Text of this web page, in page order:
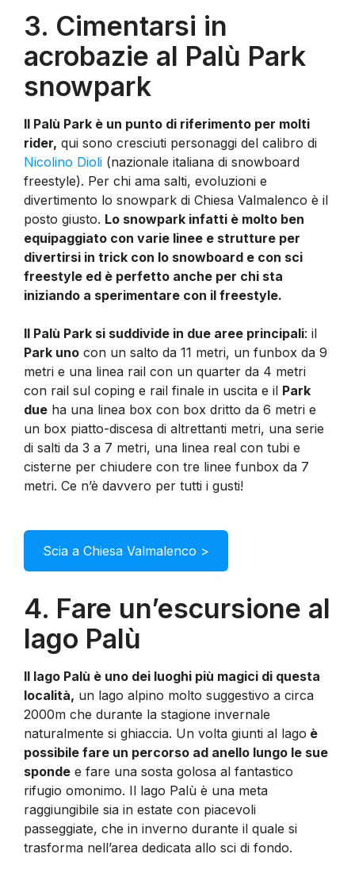
3. Cimentarsi in
acrobazie al Palù Park
snowpark
Il Palù Park è un punto di riferimento per molti
rider, qui sono cresciuti personaggi del calibro di
Nicolino Dioli (nazionale italiana di snowboard
freestyle). Per chi ama salti, evoluzioni e
divertimento lo snowpark di Chiesa Valmalenco è il
posto giusto. Lo snowpark infatti è molto ben
equipaggiato con varie linee e strutture per
divertirsi in trick con lo snowboard e con sci
freestyle ed è perfetto anche per chi sta
iniziando a sperimentare con il freestyle.
Il Palù Park si suddivide in due aree principali: il
Park uno con un salto da 11 metri, un funbox da 9
metri e una linea rail con un quarter da 4 metri
con rail sul coping e rail finale in uscita e il Park
due ha una linea box con box dritto da 6 metri e
un box piatto-discesa di altrettanti metri, una serie
di salti da 3 a 7 metri, una linea real con tubi e
cisterne per chiudere con tre linee funbox da 7
metri. Ce n’è davvero per tutti i gusti!
Scia a Chiesa Valmalenco >
4. Fare un’escursione al
lago Palù
Il lago Palù è uno dei luoghi più magici di questa
località, un lago alpino molto suggestivo a circa
2000m che durante la stagione invernale
naturalmente si ghiaccia. Un volta giunti al lago è
possibile fare un percorso ad anello lungo le sue
sponde e fare una sosta golosa al fantastico
rifugio omonimo. Il lago Palù è una meta
raggiungibile sia in estate con piacevoli
passeggiate, che in inverno durante il quale si
trasforma nell’area dedicata allo sci di fondo.